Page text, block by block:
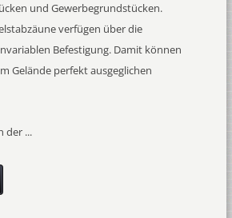
und Gewerbegrundstücken.
verfügen über die
Befestigung. Damit können
Gelände perfekt ausgeglichen
der ...